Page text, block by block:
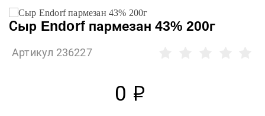
Сыр Endorf пармезан 43% 200г
Артикул 236227
0 р